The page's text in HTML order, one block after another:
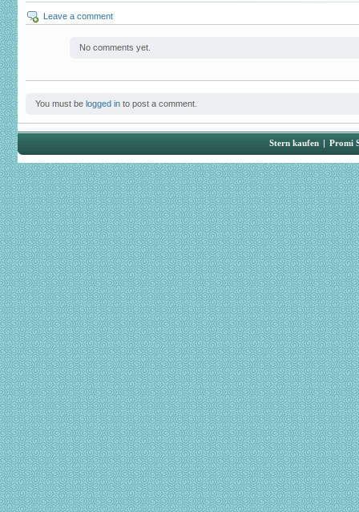
Leave a comment
No comments yet.
You must be logged in to post a comment.
Stern kaufen | Promi